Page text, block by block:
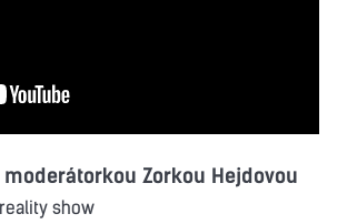
Zorkou Hejdovou
show